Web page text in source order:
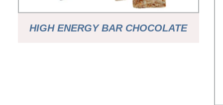
HIGH ENERGY BAR CHOCOLATE